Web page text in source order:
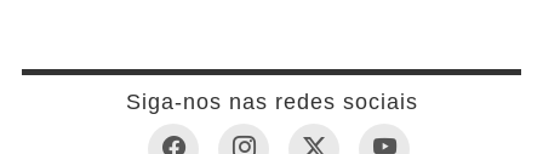
Siga-nos nas redes sociais